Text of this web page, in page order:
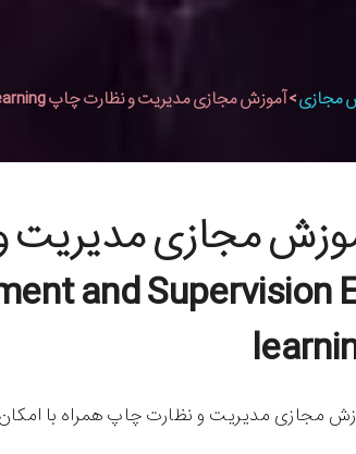
مجازی>آموزش مجازی مدیریت و نظارت چاپ Print Management and Supervision E-learning
مجازی مدیریت
and Supervision
مجازی مدیریت و نظارت چاپ همراه با امکان